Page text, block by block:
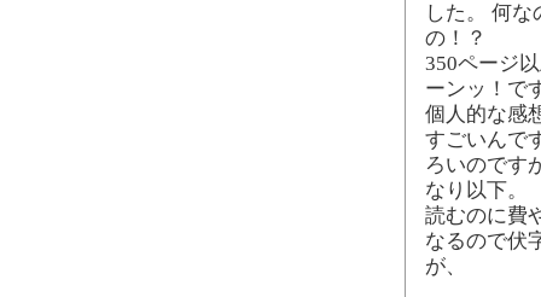
した。 何
の！？
350ページ
ーンッ！で
個人的な感
すごいんで
ろいのです
なり以下。
読むのに費
なるので伏
が、